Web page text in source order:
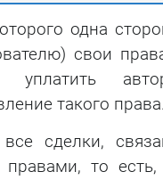
одна
свои
такого права.
сделки,
то есть,